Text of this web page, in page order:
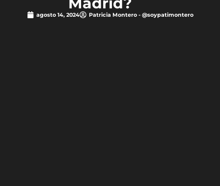
agosto 14, 2024 Patricia Montero - @soypatimontero